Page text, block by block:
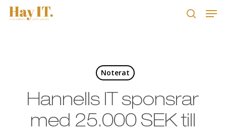
Skip
Noterat
Hannells IT sponsrar
med 25.000 SEK till